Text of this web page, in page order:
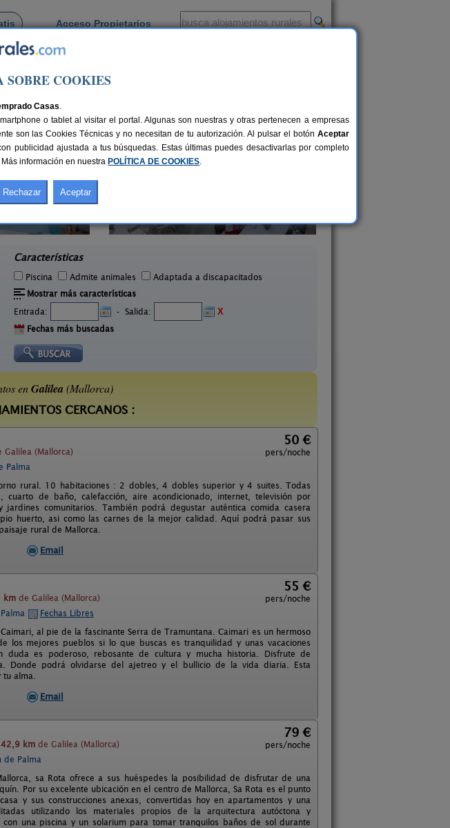
Acceso Propietarios
Segles
60 €
Características
Piscina Admite animales
Adaptada a discapacitados
Mostrar más características
Entrada:
- Salida:
X
Fechas más buscadas
enGalilea (Mallorca)
CERCANOS :
Galilea (Mallorca)
50 €
pers/noche
Palma
rural. 10 habitaciones : 2 dobles, 4 dobles superior y 4 suites. Todas
de baño, calefacción, aire acondicionado, internet, televisión por
comunitarios. También podrá degustar auténtica comida casera
huerto, asi como las carnes de la mejor calidad. Aquí podrá pasar sus
rural de Mallorca.
Email
km de Galilea (Mallorca)
55 €
pers/noche
Fechas Libres
al pie de la fascinante Serra de Tramuntana. Caimari es un hermoso
los mejores pueblos si lo que buscas es tranquilidad y unas vacaciones
es poderoso, rebosante de cultura y mucha historia. Disfrute de
Donde podrá olvidarse del ajetreo y el bullicio de la vida diaria. Esta
alma.
Email
42,9 km de Galilea (Mallorca)
79 €
pers/noche
de Palma
sa Rota ofrece a sus huéspedes la posibilidad de disfrutar de una
Por su excelente ubicación en el centro de Mallorca, Sa Rota es el punto
y sus construcciones anexas, convertidas hoy en apartamentos y una
utilizando los materiales propios de la arquitectura autóctona y
con una piscina y un solarium para tomar tranquilos baños de sol durante
COOKIES
Casas.
o tablet al visitar el portal. Algunas son nuestras y otras pertenecen a empresas
son las Cookies Técnicas y no necesitan de tu autorización. Al pulsar el botón Aceptar
publicidad ajustada a tus búsquedas. Estas últimas puedes desactivarlas por completo
información en nuestra POLÍTICA DE COOKIES.